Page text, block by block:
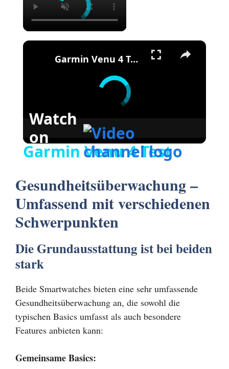
×
Garmin Venu 4 Test
Watch
on
Garmin Venu 4 Test
Gesundheitsüberwachung –
Umfassend mit verschiedenen
Schwerpunkten
Die Grundausstattung ist bei beiden
stark
Beide Smartwatches bieten eine sehr umfassende
Gesundheitsüberwachung an, die sowohl die
typischen Basics umfasst als auch besondere
Features anbieten kann:
Gemeinsame Basics: